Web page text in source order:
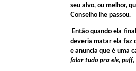
seu alvo, ou melhor,
Conselho lhe passou.
Então quando ela
deveria matar ela faz
e anuncia que é uma
falar tudo pra ele, puff,